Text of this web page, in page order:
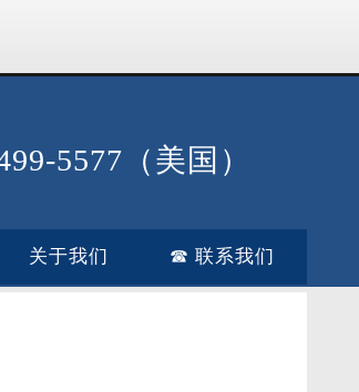
5577（美国）
关于我们 ☎ 联系我们